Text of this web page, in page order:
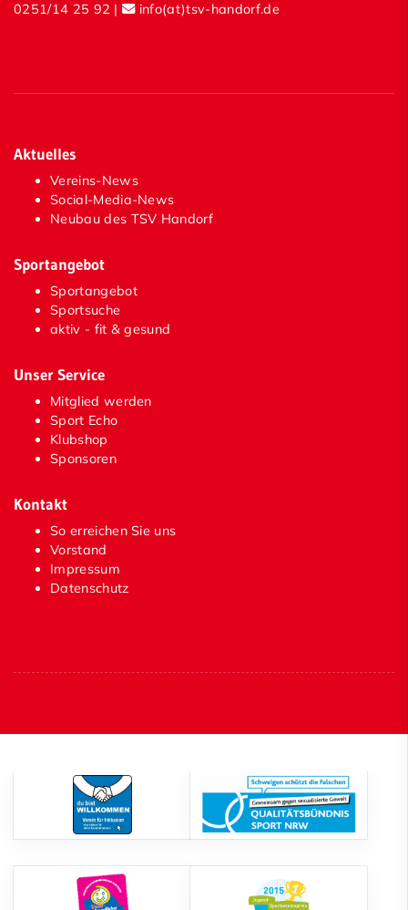
0251/14 25 92 | info(at)tsv-handorf.de
Aktuelles
Vereins-News
Social-Media-News
Neubau des TSV Handorf
Sportangebot
Sportangebot
Sportsuche
aktiv - fit & gesund
Unser Service
Mitglied werden
Sport Echo
Klubshop
Sponsoren
Kontakt
So erreichen Sie uns
Vorstand
Impressum
Datenschutz